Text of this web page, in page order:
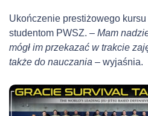
w
d
ź
w
ę
k
Ukończenie prestiżowego
studentom PWSZ. – Mam
mógł im przekazać w trakcie
także do nauczania – wyjaśnia.